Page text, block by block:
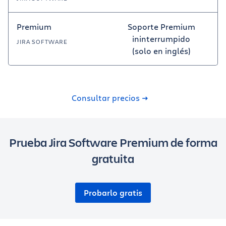
Premium
JIRA SOFTWARE
Soporte Premium
ininterrumpido
(solo en inglés)
Consultar precios
Prueba Jira Software Premium de forma
gratuita
Probarlo gratis